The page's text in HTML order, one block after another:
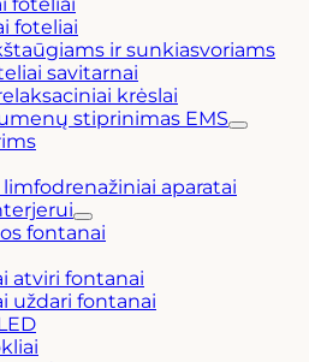
foteliai
ir sunkiasvoriams
savitarnai
krėslai
stiprinimas EMS
aparatai
fontanai
atviri fontanai
uždari fontanai